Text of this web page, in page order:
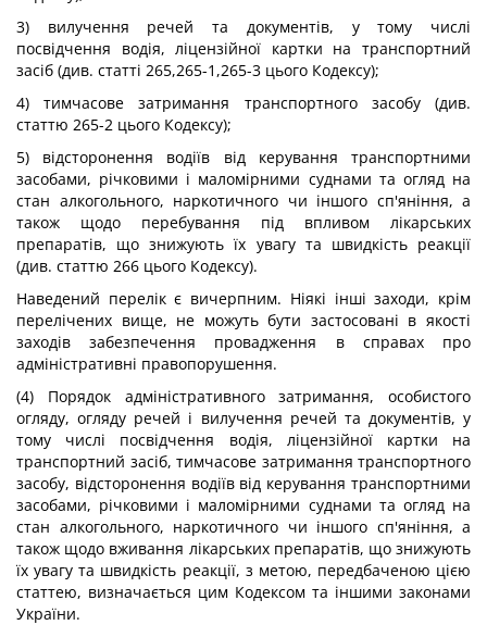
3) вилучення речей та документів, у тому числі
посвідчення водія, ліцензійної картки на транспортний
засіб (див. статті 265,265-1,265-3 цього Кодексу);
4) тимчасове затримання транспортного засобу (див.
статтю 265-2 цього Кодексу);
5) відсторонення водіїв від керування транспортними
засобами, річковими і маломірними суднами та огляд на
стан алкогольного, наркотичного чи іншого сп'яніння, а
також щодо перебування під впливом лікарських
препаратів, що знижують їх увагу та швидкість реакції
(див. статтю 266 цього Кодексу).
Наведений перелік є вичерпним. Ніякі інші заходи, крім
перелічених вище, не можуть бути застосовані в якості
заходів забезпечення провадження в справах про
адміністративні правопорушення.
(4) Порядок адміністративного затримання, особистого
огляду, огляду речей і вилучення речей та документів, у
тому числі посвідчення водія, ліцензійної картки на
транспортний засіб, тимчасове затримання транспортного
засобу, відсторонення водіїв від керування транспортними
засобами, річковими і маломірними суднами та огляд на
стан алкогольного, наркотичного чи іншого сп'яніння, а
також щодо вживання лікарських препаратів, що знижують
їх увагу та швидкість реакції, з метою, передбаченою цією
статтею, визначається цим Кодексом та іншими законами
України.